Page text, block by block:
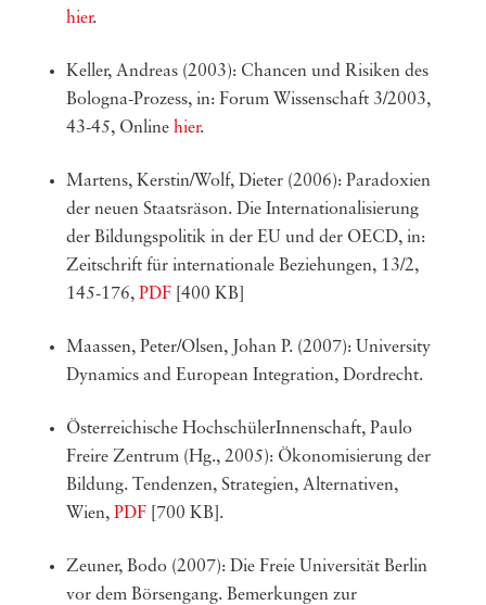
hier.
Keller, Andreas (2003): Chancen und Risiken des
Bologna-Prozess, in: Forum Wissenschaft 3/2003,
43-45, Online hier.
Martens, Kerstin/Wolf, Dieter (2006): Paradoxien
der neuen Staatsräson. Die Internationalisierung
der Bildungspolitik in der EU und der OECD, in:
Zeitschrift für internationale Beziehungen, 13/2,
145-176, PDF[400 KB]
Maassen, Peter/Olsen, Johan P. (2007): University
Dynamics and European Integration, Dordrecht.
Österreichische HochschülerInnenschaft, Paulo
Freire Zentrum (Hg., 2005): Ökonomisierung der
Bildung. Tendenzen, Strategien, Alternativen,
Wien, PDF[700 KB].
Zeuner, Bodo (2007): Die Freie Universität Berlin
vor dem Börsengang. Bemerkungen zur